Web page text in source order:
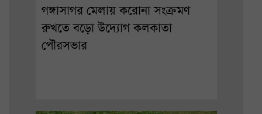
গঙ্গাসাগর মেলায় করোনা সংক্রমণ
রুখতে বড়ো উদ্যোগ কলকাতা
পৌরসভার